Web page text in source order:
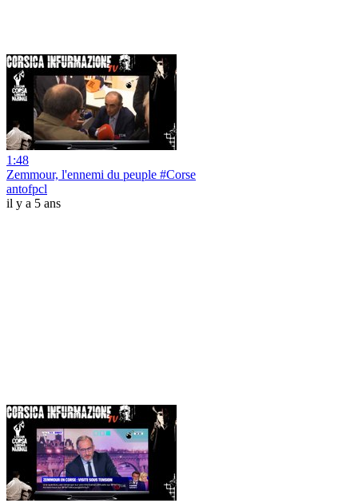
1:48
Zemmour, l'ennemi du peuple #Corse
antofpcl
il y a 5 ans